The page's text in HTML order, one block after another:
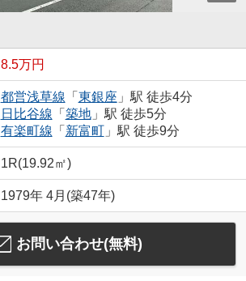
8.5万円
都営浅草線 「 東銀座 」駅 徒歩4分
日比谷線 「 築地」駅 徒歩5分
有楽町線 「 新富町」駅 徒歩9分
1R(19.92㎡)
1979年 4月(築47年)
お問い合わせ(無料)